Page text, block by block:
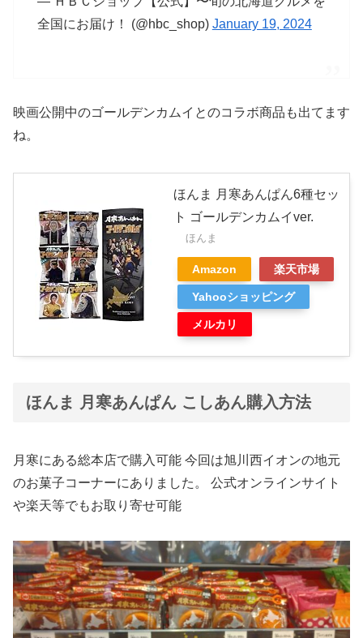
全国にお届け！ (@hbc_shop) January 19, 2024
映画公開中のゴールデンカムイとのコラボ商品も出てます
ね。
ほんま 月寒あんぱん6種セッ
ト ゴールデンカムイver.
ほんま
Amazon 楽天市場
Yahooショッピング
メルカリ
ほんま 月寒あんぱん こしあん購入方法
月寒にある総本店で購入可能 今回は旭川西イオンの地元
のお菓子コーナーにありました。 公式オンラインサイト
や楽天等でもお取り寄せ可能